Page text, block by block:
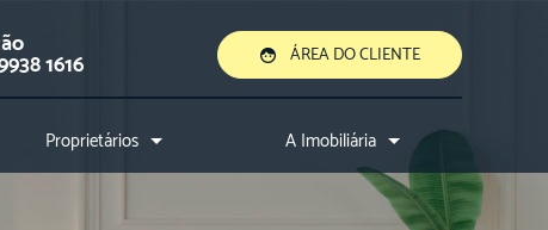
1616 ÁREA DO CLIENTE
Proprietários A Imobiliária